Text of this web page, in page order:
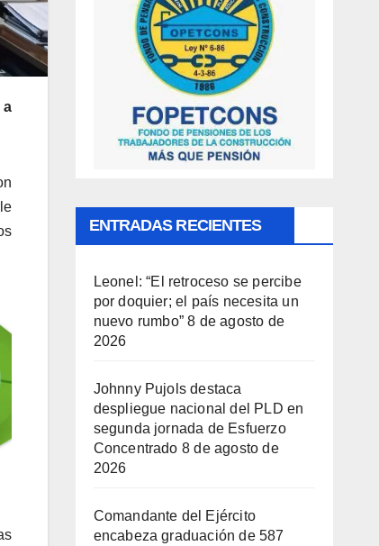
a
ENTRADAS RECIENTES
Leonel: “El retroceso se percibe
por doquier; el país necesita un
nuevo rumbo” 8 de agosto de
2026
Johnny Pujols destaca
despliegue nacional del PLD en
segunda jornada de Esfuerzo
Concentrado 8 de agosto de
2026
Comandante del Ejército
encabeza graduación de 587